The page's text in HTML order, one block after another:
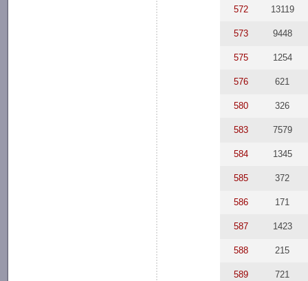
572 13119
573 9448
575 1254
576 621
580 326
583 7579
584 1345
585 372
586 171
587 1423
588 215
589 721